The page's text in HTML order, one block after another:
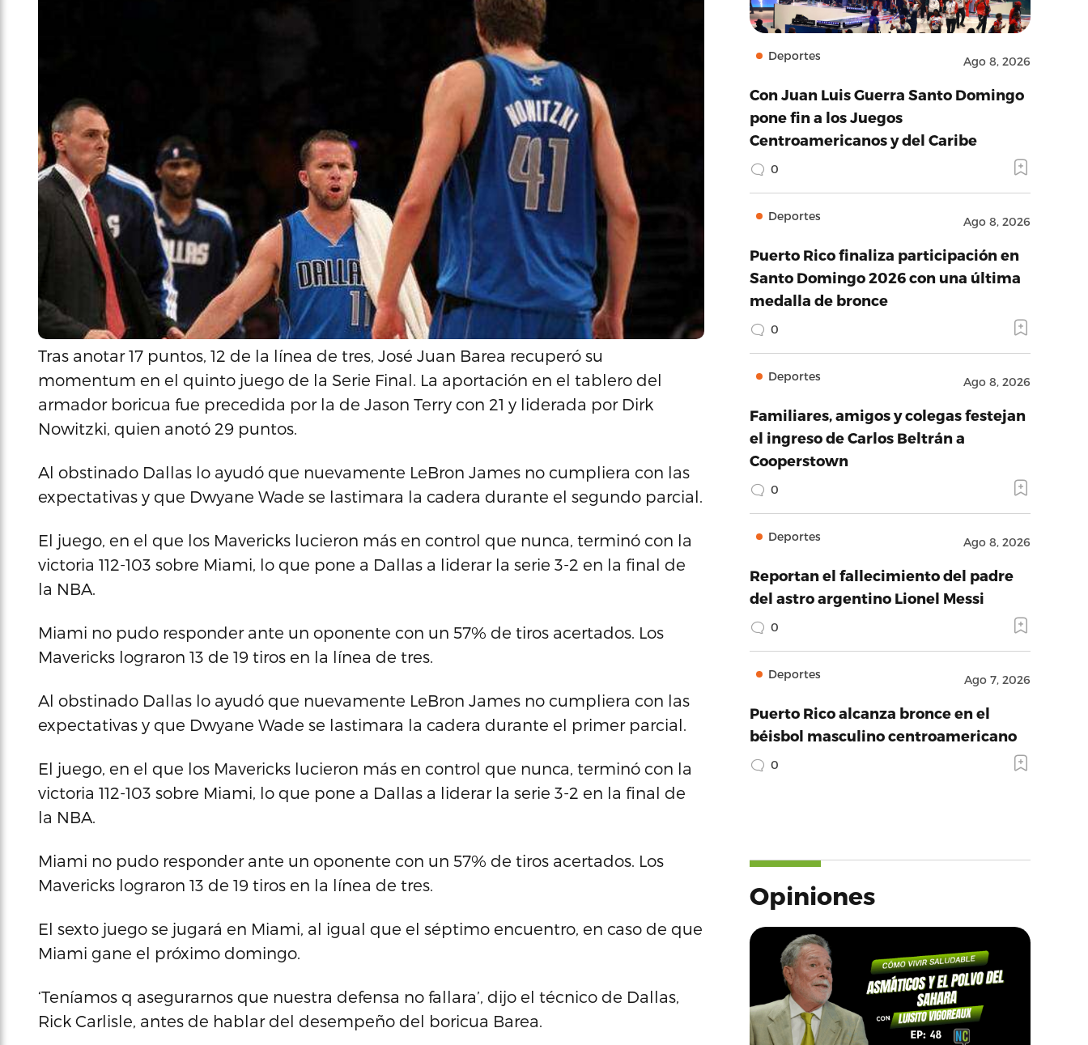
Tras anotar 17 puntos, 12 de la línea de tres, José Juan Barea recuperó su
momentum en el quinto juego de la Serie Final. La aportación en el tablero del
armador boricua fue precedida por la de Jason Terry con 21 y liderada por Dirk
Nowitzki, quien anotó 29 puntos.
Al obstinado Dallas lo ayudó que nuevamente LeBron James no cumpliera con las
expectativas y que Dwyane Wade se lastimara la cadera durante el segundo parcial.
El juego, en el que los Mavericks lucieron más en control que nunca, terminó con la
victoria 112-103 sobre Miami, lo que pone a Dallas a liderar la serie 3-2 en la final de
la NBA.
Miami no pudo responder ante un oponente con un 57% de tiros acertados. Los
Mavericks lograron 13 de 19 tiros en la línea de tres.
Al obstinado Dallas lo ayudó que nuevamente LeBron James no cumpliera con las
expectativas y que Dwyane Wade se lastimara la cadera durante el primer parcial.
El juego, en el que los Mavericks lucieron más en control que nunca, terminó con la
victoria 112-103 sobre Miami, lo que pone a Dallas a liderar la serie 3-2 en la final de
la NBA.
Miami no pudo responder ante un oponente con un 57% de tiros acertados. Los
Mavericks lograron 13 de 19 tiros en la línea de tres.
El sexto juego se jugará en Miami, al igual que el séptimo encuentro, en caso de que
Miami gane el próximo domingo.
‘Teníamos q asegurarnos que nuestra defensa no fallara’, dijo el técnico de Dallas,
Rick Carlisle, antes de hablar del desempeño del boricua Barea.
Deportes Ago 8, 2026
Con Juan Luis Guerra Santo Domingo
pone fin a los Juegos
Centroamericanos y del Caribe
0
Deportes Ago 8, 2026
Puerto Rico finaliza participación en
Santo Domingo 2026 con una última
medalla de bronce
0
Deportes Ago 8, 2026
Familiares, amigos y colegas festejan
el ingreso de Carlos Beltrán a
Cooperstown
0
Deportes Ago 8, 2026
Reportan el fallecimiento del padre
del astro argentino Lionel Messi
0
Deportes Ago 7, 2026
Puerto Rico alcanza bronce en el
béisbol masculino centroamericano
0
Opiniones